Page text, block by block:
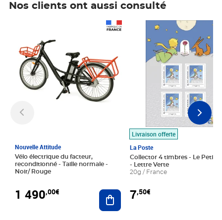
Nos clients ont aussi consulté
Nouvelle Attitude
Vélo électrique du facteur,
reconditionné - Taille normale -
Noir/ Rouge
1 490,00€ Ajouter au panier
Livraison offerte
La Poste
Collector 4 timbres - Le Petit
- Lettre Verte
20g / France
7,50€
Prix 7,50€